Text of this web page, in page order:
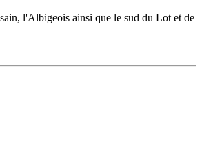
l'Albigeois ainsi que le sud du Lot et de